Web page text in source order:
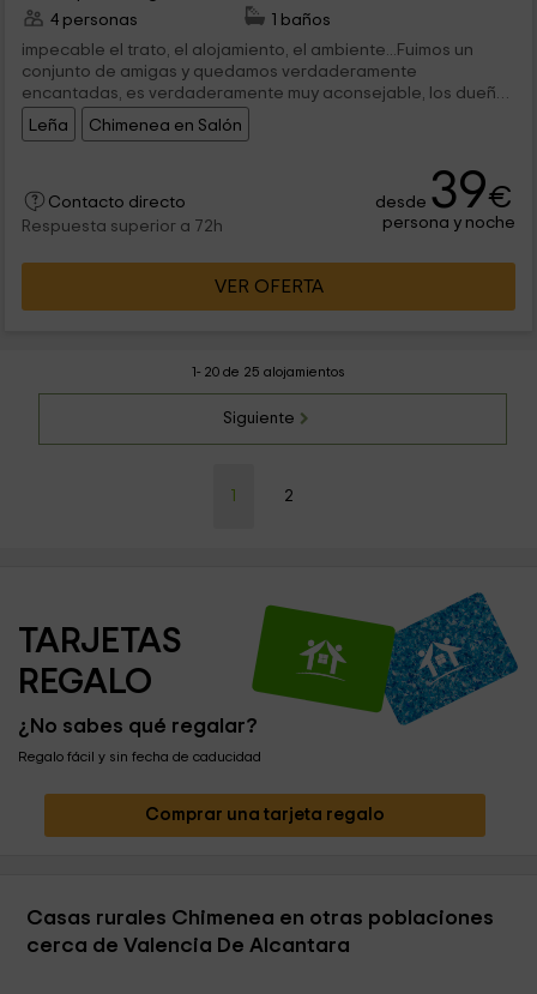
4 personas
1 baños
impecable el trato, el alojamiento, el ambiente...Fuimos un
conjunto de amigas y quedamos verdaderamente
encantadas, es verdaderamente muy aconsejable, los dueños
son cautivadores y están atentísimos para dar el mejor
servicio, y todo con la buena relación calidad/precio que
Leña Chimenea en Salón
Contacto directo
Respuesta superior a 72h
desde 39€
persona y noche
VER OFERTA
1- 20 de 25 alojamientos
Siguiente
2
TARJETAS
REGALO
¿No sabes qué regalar?
Regalo fácil y sin fecha de caducidad
Comprar una tarjeta regalo
Casas rurales Chimenea en otras poblaciones
cerca de Valencia De Alcantara